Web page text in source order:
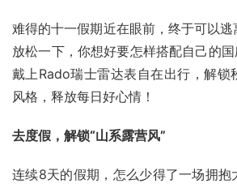
难得的十一假期近在眼前，终于可以
放松一下，你想好要怎样搭配自己的
戴上Rado瑞士雷达表自在出行，解锁
风格，释放每日好心情！
去度假，解锁“山系露营风”
连续8天的假期，怎么少得了一场拥抱